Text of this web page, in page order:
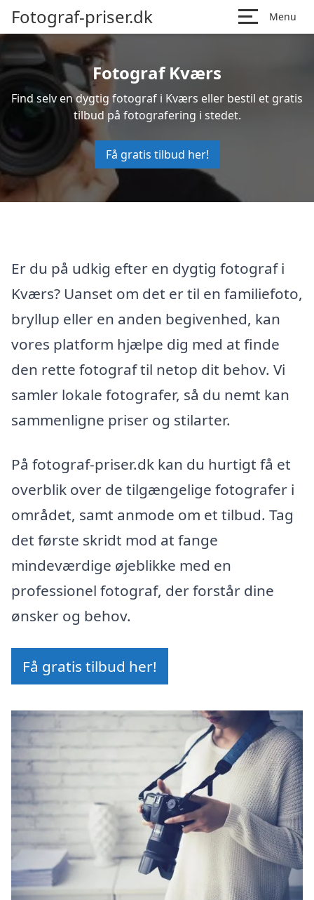
Fotograf-priser.dk Menu
Fotograf Kværs
Find selv en dygtig fotograf i Kværs eller bestil et gratis
tilbud på fotografering i stedet.
Få gratis tilbud her!
Er du på udkig efter en dygtig fotograf i
Kværs? Uanset om det er til en familiefoto,
bryllup eller en anden begivenhed, kan
vores platform hjælpe dig med at finde
den rette fotograf til netop dit behov. Vi
samler lokale fotografer, så du nemt kan
sammenligne priser og stilarter.
På fotograf-priser.dk kan du hurtigt få et
overblik over de tilgængelige fotografer i
området, samt anmode om et tilbud. Tag
det første skridt mod at fange
mindeværdige øjeblikke med en
professionel fotograf, der forstår dine
ønsker og behov.
Få gratis tilbud her!